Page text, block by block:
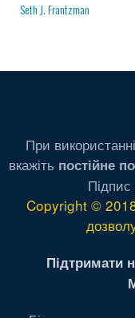
Seth J. Frantzman
При
вкажіть постійне
Підпис
Copyright ©
Підтримати